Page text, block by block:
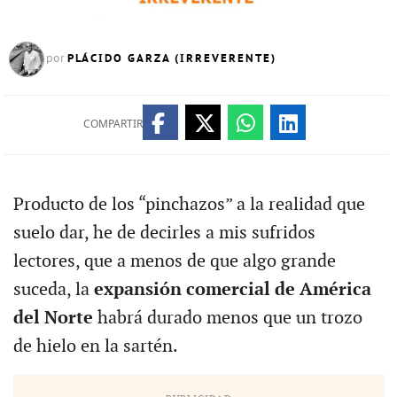
por PLÁCIDO GARZA (IRREVERENTE)
COMPARTIR
Producto de los “pinchazos” a la realidad que
suelo dar, he de decirles a mis sufridos
lectores, que a menos de que algo grande
suceda, la expansión comercial de América
del Norte habrá durado menos que un trozo
de hielo en la sartén.